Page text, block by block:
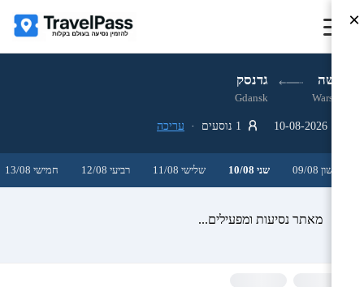
ורשה גדנסק
Warsaw
Gdansk
עריכה
ראשון 09/08 שני 10/08 שלישי 11/08 רביעי 12/08 חמישי 13/08
מאתר נסיעות ומפעילים...
×